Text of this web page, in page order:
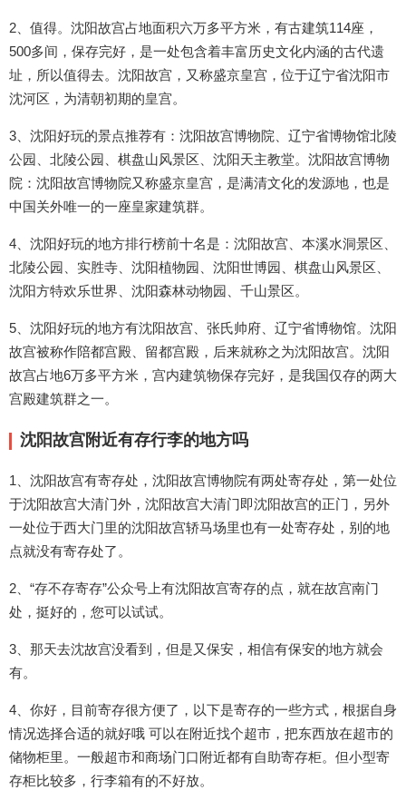
2、值得。沈阳故宫占地面积六万多平方米，有古建筑114座，
500多间，保存完好，是一处包含着丰富历史文化内涵的古代遗
址，所以值得去。沈阳故宫，又称盛京皇宫，位于辽宁省沈阳市
沈河区，为清朝初期的皇宫。
3、沈阳好玩的景点推荐有：沈阳故宫博物院、辽宁省博物馆北陵
公园、北陵公园、棋盘山风景区、沈阳天主教堂。沈阳故宫博物
院：沈阳故宫博物院又称盛京皇宫，是满清文化的发源地，也是
中国关外唯一的一座皇家建筑群。
4、沈阳好玩的地方排行榜前十名是：沈阳故宫、本溪水洞景区、
北陵公园、实胜寺、沈阳植物园、沈阳世博园、棋盘山风景区、
沈阳方特欢乐世界、沈阳森林动物园、千山景区。
5、沈阳好玩的地方有沈阳故宫、张氏帅府、辽宁省博物馆。沈阳
故宫被称作陪都宫殿、留都宫殿，后来就称之为沈阳故宫。沈阳
故宫占地6万多平方米，宫内建筑物保存完好，是我国仅存的两大
宫殿建筑群之一。
沈阳故宫附近有存行李的地方吗
1、沈阳故宫有寄存处，沈阳故宫博物院有两处寄存处，第一处位
于沈阳故宫大清门外，沈阳故宫大清门即沈阳故宫的正门，另外
一处位于西大门里的沈阳故宫轿马场里也有一处寄存处，别的地
点就没有寄存处了。
2、“存不存寄存”公众号上有沈阳故宫寄存的点，就在故宫南门
处，挺好的，您可以试试。
3、那天去沈故宫没看到，但是又保安，相信有保安的地方就会
有。
4、你好，目前寄存很方便了，以下是寄存的一些方式，根据自身
情况选择合适的就好哦 可以在附近找个超市，把东西放在超市的
储物柜里。一般超市和商场门口附近都有自助寄存柜。但小型寄
存柜比较多，行李箱有的不好放。